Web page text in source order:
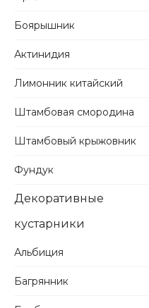
Боярышник
Актинидия
Лимонник китайский
Штамбовая смородина
Штамбовый крыжовник
Фундук
Декоративные
кустарники
Альбиция
Багрянник